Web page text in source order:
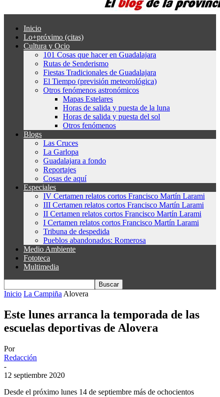
Inicio
Lo+próximo (citas)
Cultura y Ocio
101 Cosas que hacer en Guadalajara
Rutas de Senderismo
Fiestas Tradicionales de Guadalajara
El Tiempo (previsión meteorológica)
Otros fenómenos astronómicos
Mapas Estelares
Horas de salida y puesta de la luna
Horas de salida y puesta del sol
Otros fenómenos
Blogs
Las Cruces
La Garlopa
Guadalajara a fondo
Reportajes
Cosas de aquí
Especiales
IV Certamen relatos cortos Francisco Martín Larami
III Certamen relatos cortos Francisco Martín Larami
II Certamen relatos cortos Francisco Martín Larami
I Certamen relatos cortos Francisco Martín Larami
Tribuna de despedida
Pueblos abandonados: Romerosa
Medio Ambiente
Fototeca
Multimedia
Inicio La Campiña Alovera
Este lunes arranca la temporada de las
escuelas deportivas de Alovera
Por
Redacción
-
12 septiembre 2020
Desde el próximo lunes 14 de septiembre más de ochocientos